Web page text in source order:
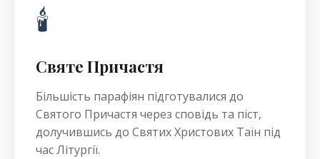
🕯️
Святе Причастя
Більшість парафіян підготувалися до
Святого Причастя через сповідь та піст,
долучившись до Святих Христових Таїн під
час Літургії.